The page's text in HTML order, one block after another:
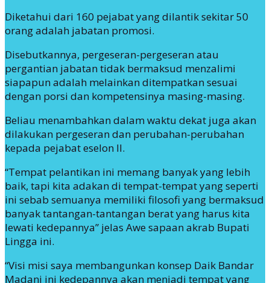
Diketahui dari 160 pejabat yang dilantik sekitar 50
orang adalah jabatan promosi.
Disebutkannya, pergeseran-pergeseran atau
pergantian jabatan tidak bermaksud menzalimi
siapapun adalah melainkan ditempatkan sesuai
dengan porsi dan kompetensinya masing-masing.
Beliau menambahkan dalam waktu dekat juga akan
dilakukan pergeseran dan perubahan-perubahan
kepada pejabat eselon II.
“Tempat pelantikan ini memang banyak yang lebih
baik, tapi kita adakan di tempat-tempat yang seperti
ini sebab semuanya memiliki filosofi yang bermaksud
banyak tantangan-tantangan berat yang harus kita
lewati kedepannya” jelas Awe sapaan akrab Bupati
Lingga ini.
“Visi misi saya membangunkan konsep Daik Bandar
Madani ini kedepannya akan menjadi tempat yang